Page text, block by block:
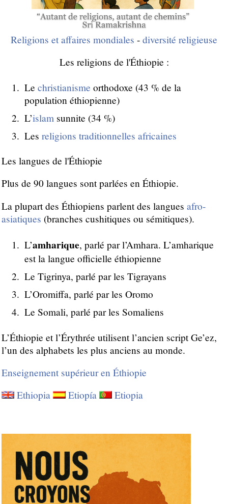
Religions et affaires mondiales - diversité religieuse
Les religions de l'Éthiopie :
Le christianisme orthodoxe (43 % de la
population éthiopienne)
L’islam sunnite (34 %)
Les religions traditionnelles africaines
Les langues de l'Éthiopie
Plus de 90 langues sont parlées en Éthiopie.
La plupart des Éthiopiens parlent des langues afro-
asiatiques (branches cushitiques ou sémitiques).
L’amharique, parlé par l’Amhara. L’amharique
est la langue officielle éthiopienne
Le Tigrinya, parlé par les Tigrayans
L’Oromiffa, parlé par les Oromo
Le Somali, parlé par les Somaliens
L’Éthiopie et l’Érythrée utilisent l’ancien script Ge’ez,
l’un des alphabets les plus anciens au monde.
Enseignement supérieur en Éthiopie
Ethiopia
Etiopía Etiopia